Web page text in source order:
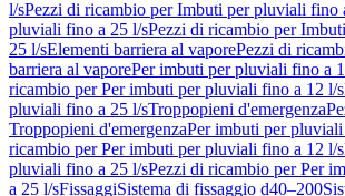
l/sPezzi di ricambio per Imbuti per pluviali fino
pluviali fino a 25 l/sPezzi di ricambio per
25 l/sElementi barriera al vaporePezzi di
barriera al vaporePer imbuti per pluviali fino a
ricambio per Per imbuti per pluviali fino a 12 l/s
pluviali fino a 25 l/sTroppopieni d'emergenza
Troppopieni d'emergenzaPer imbuti per
ricambio per Per imbuti per pluviali fino a 12 l/s
pluviali fino a 25 l/sPezzi di ricambio per Per
a 25 l/sFissaggiSistema di fissaggio d40–200